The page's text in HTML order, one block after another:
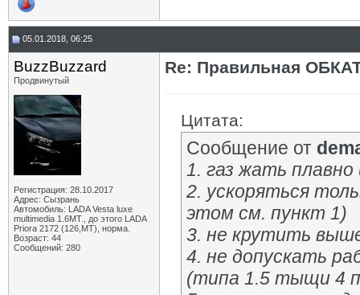
05.01.2018, 06:25
BuzzBuzzard
Продвинутый
Регистрация: 28.10.2017
Адрес: Сызрань
Автомобиль: LADA Vesta luxe
multimedia 1.6MT., до этого LADA
Priora 2172 (126,MT), норма.
Возраст: 44
Сообщений: 280
Re: Правильная
Цитата:
Сообщение от
1. газ жать плавно
2. ускоряться
этом см. пункт 1)
3. не крутить
4. не допускать
(типа 1.5 тыщи 4